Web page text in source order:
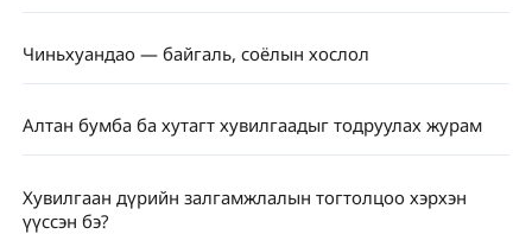
Чиньхуандао — байгаль, соёлын хослол
Алтан бумба ба хутагт хувилгаадыг тодруулах журам
Хувилгаан дүрийн залгамжлалын тогтолцоо хэрхэн
үүссэн бэ?